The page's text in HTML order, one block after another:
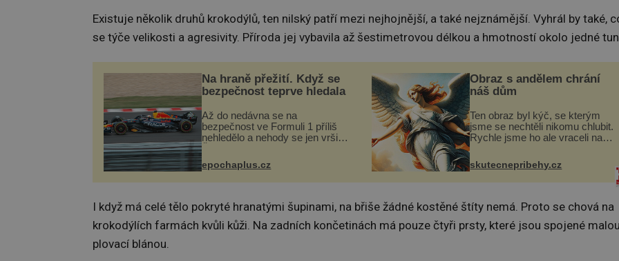
Existuje několik druhů krokodýlů, ten nilský patří mezi nejhojnější, a také nejznámější. Vyhrál by také,
se týče velikosti a agresivity. Příroda jej vybavila až šestimetrovou délkou a hmotností okolo jedné
Na hraně přežití. Když se
bezpečnost teprve hledala
Až do nedávna se na
bezpečnost ve Formuli 1 příliš
nehledělo a nehody se jen vršily.
kůži, často s trvalými následky
nebo bohužel i ztrátou života.
Dnes nepochopiteln...
epochaplus.cz
Obraz s andělem chrání
náš dům
Ten obraz byl kýč, se kterým
jsme se nechtěli nikomu chlubit.
Rychle jsme ho ale vraceli na
Vaškem jsme si pořídili
chaloupku, takový domek na
severu Čech, kde jsme si
skutecnepribehy.cz
I když má celé tělo pokryté hranatými šupinami, na břiše žádné kostěné štíty nemá. Proto se chová na
krokodýlích farmách kvůli kůži. Na zadních končetinách má pouze čtyři prsty, které jsou spojené malou
plovací blánou.